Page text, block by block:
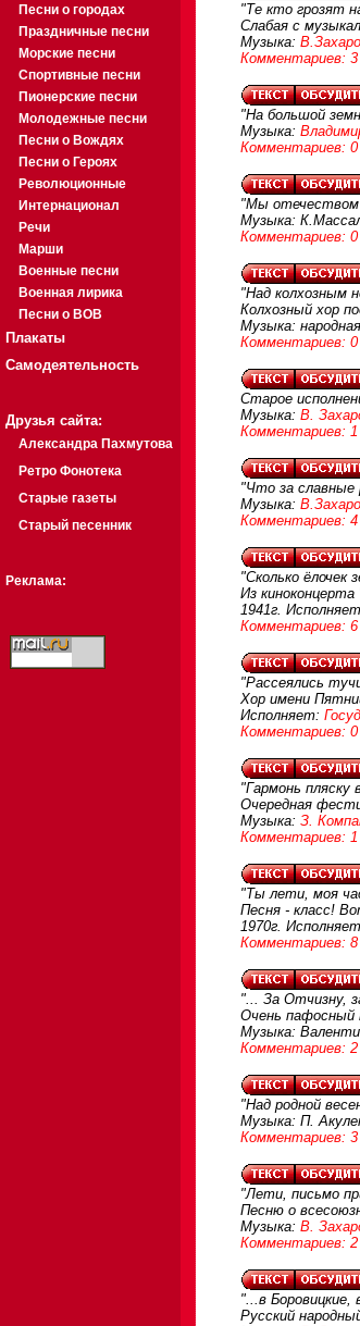
Песни о городах
Праздничные песни
Морские песни
Спортивные песни
Пионерские песни
Молодежные песни
Песни о Вождях
Песни о Героях
Революционные
Интернационал
Речи
Марши
Военные песни
Военная лирика
Песни о ВОВ
Плакаты
Самодеятельность
Друзья сайта:
Александра Пахмутова
Ретро Фонотека
Старые газеты
Старый песенник
Реклама:
"Те кто грозят
Слабая с
Музыка:
Комментариев: 3
"На большой
Музыка:
Комментариев: 0
"Мы отечеством
Музыка:
Комментариев: 0
"Над колхозным
Колхозный хор
Музыка:
Комментариев: 0
Старое
Музыка: В.
Комментариев: 1
"Что за славные
Музыка:
Комментариев: 4
"Сколько ёлочек
Из
1941г.
Комментариев: 6
"Рассеялись
Хор имени
Исполняет:
Комментариев: 0
"Гармонь
Очередная
Музыка: З.
Комментариев: 1
"Ты лети, моя
Песня - класс!
1970г.
Комментариев: 8
"... За Отчизну,
Очень пафосный
Музыка:
Комментариев: 2
"Над родной
Музыка: П.
Комментариев: 3
"Лети, письмо
Песню о
Музыка: В.
Комментариев: 2
"...в
Русский